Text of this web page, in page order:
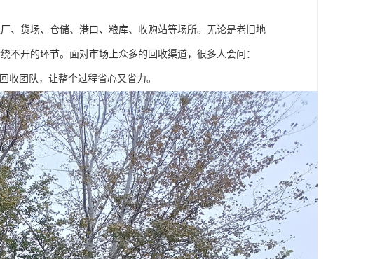
、货场、仓储、港口、粮库、收购站等场所。无论是老旧地
不开的环节。面对市场上众多的回收渠道，很多人会问：
收团队，让整个过程省心又省力。